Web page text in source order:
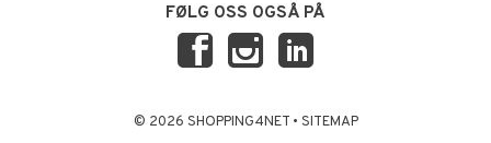
FØLG OSS OGSÅ PÅ
© 2026 SHOPPING4NET • SITEMAP